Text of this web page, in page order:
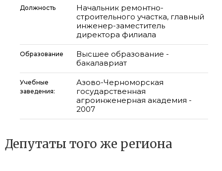
Должность
Начальник ремонтно-
строительного участка, главный
инженер-заместитель
директора филиала
Образование
Высшее образование -
бакалавриат
Учебные
заведения:
Азово-Черноморская
государственная
агроинженерная академия -
2007
Депутаты того же региона